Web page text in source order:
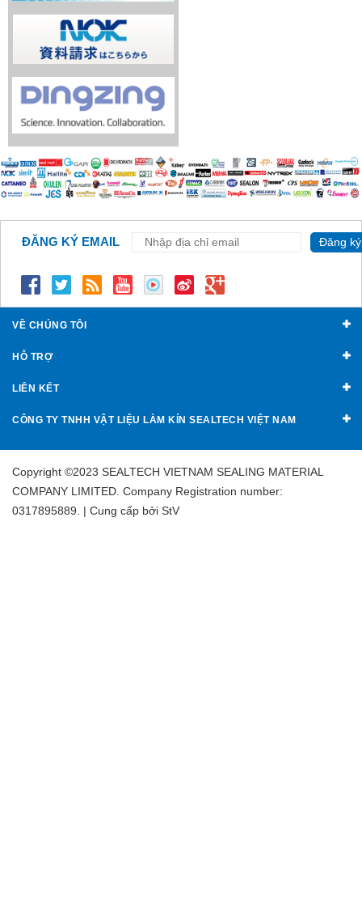
ĐĂNG KÝ EMAIL Đăng ký
VỀ CHÚNG TÔI
HỖ TRỢ
LIÊN KẾT
CÔNG TY TNHH VẬT LIỆU LÀM KÍN SEALTECH VIỆT NAM
Copyright ©2023 SEALTECH VIETNAM SEALING MATERIAL
COMPANY LIMITED. Company Registration number:
0317895889. | Cung cấp bởi StV